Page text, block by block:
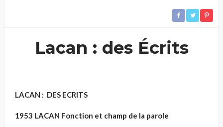
Lacan : des Écrits
LACAN : DES ECRITS
1953 LACAN Fonction et champ de la parole